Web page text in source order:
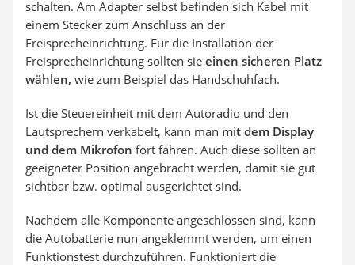
schalten. Am Adapter selbst befinden sich Kabel mit
einem Stecker zum Anschluss an der
Freisprecheinrichtung. Für die Installation der
Freisprecheinrichtung sollten sie einen sicheren Platz
wählen, wie zum Beispiel das Handschuhfach.
Ist die Steuereinheit mit dem Autoradio und den
Lautsprechern verkabelt, kann man mit dem Display
und dem Mikrofon fort fahren. Auch diese sollten an
geeigneter Position angebracht werden, damit sie gut
sichtbar bzw. optimal ausgerichtet sind.
Nachdem alle Komponente angeschlossen sind, kann
die Autobatterie nun angeklemmt werden, um einen
Funktionstest durchzuführen. Funktioniert die